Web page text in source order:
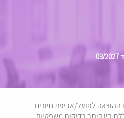
ההוצאה לפועל/אכיפת חיובים
בין היתר בדיקות משפטיות,